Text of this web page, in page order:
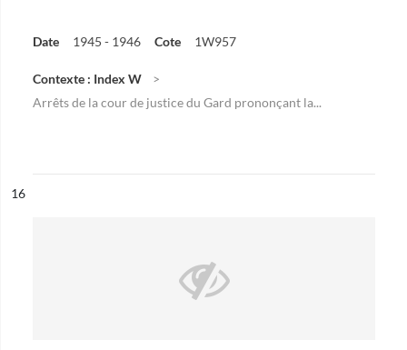
Date 1945 - 1946 Cote 1W957
Contexte : Index W
Arrêts de la cour de justice du Gard prononçant la...
n°
16